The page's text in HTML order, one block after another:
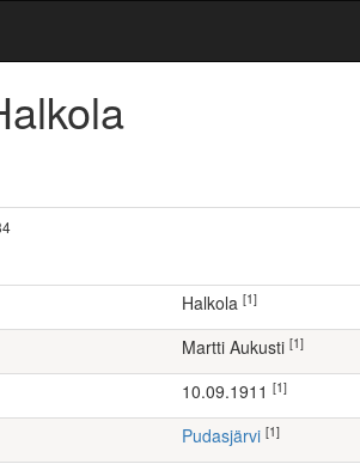
Halkola [1]
Martti Aukusti [1]
10.09.1911 [1]
Pudasjärvi [1]